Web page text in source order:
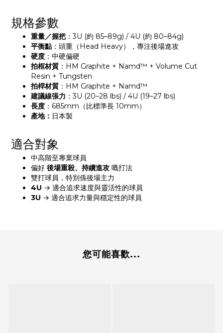
規格參數
重量／握把 ：3U (約 85–89g) / 4U (約 80–84g)
平衡點：頭重（Head Heavy），專注後場進攻
硬度 ：中硬偏硬
拍框材質 ：HM Graphite + Namd™ + Volume Cut
Resin + Tungsten
拍桿材質 ：HM Graphite + Namd™
建議線張力 ：3U (20–28 lbs) / 4U (19–27 lbs)
長度 ：685mm（比標準長 10mm）
產地： 日本製
適合對象
中高階至專業球員
偏好 後場重殺、持續進攻 嘅打法
雙打球員，特別係後場主力
4U → 適合追求速度與靈活性的球員
3U → 適合追求力量與穩定性的球員
您可能喜歡...